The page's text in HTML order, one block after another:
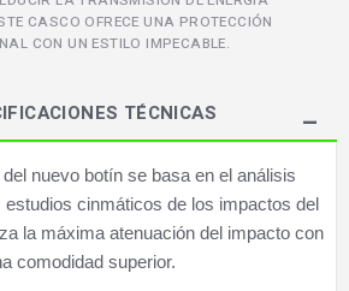
CASCO OFRECE UNA PROTECCIÓN
CON UN ESTILO IMPECABLE.
TÉCNICAS
nuevo botín se basa en el análisis
cinmáticos de los impactos del
la máxima atenuación del impacto con
comodidad superior.